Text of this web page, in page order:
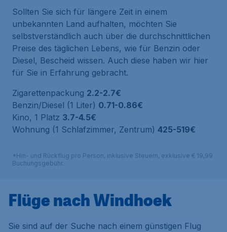
Sollten Sie sich für längere Zeit in einem
unbekannten Land aufhalten, möchten Sie
selbstverständlich auch über die durchschnittlichen
Preise des täglichen Lebens, wie für Benzin oder
Diesel, Bescheid wissen. Auch diese haben wir hier
für Sie in Erfahrung gebracht.
Zigarettenpackung 2.2-2.7€
Benzin/Diesel (1 Liter) 0.71-0.86€
Kino, 1 Platz 3.7-4.5€
Wohnung (1 Schlafzimmer, Zentrum) 425-519€
*Hin- und Rückflug pro Person, inklusive Steuern, exklusive € 19,99
Buchungsgebühr.
Flüge nach Windhoek
Sie sind auf der Suche nach einem günstigen Flug